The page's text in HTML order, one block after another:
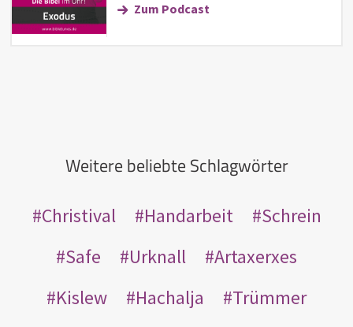
Zum Podcast
Weitere beliebte Schlagwörter
Christival Handarbeit
Schrein
Safe
Urknall
Artaxerxes
Kislew
Hachalja
Trümmer